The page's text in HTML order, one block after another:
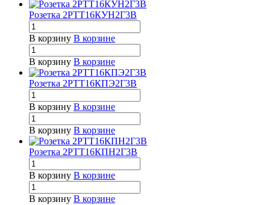
Розетка 2РТТ16КУН2Г3В
В корзину В корзине
В корзину В корзине
Розетка 2РТТ16КПЭ2Г3В
В корзину В корзине
В корзину В корзине
Розетка 2РТТ16КПН2Г3В
В корзину В корзине
В корзину В корзине